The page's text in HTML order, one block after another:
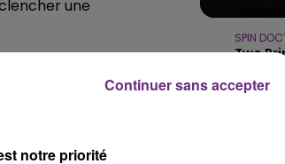
LE
une
sans marque.
le 31/01/2020).
de le rapporter en
SPIN
Two
notre priorité
Continuer sans accepter